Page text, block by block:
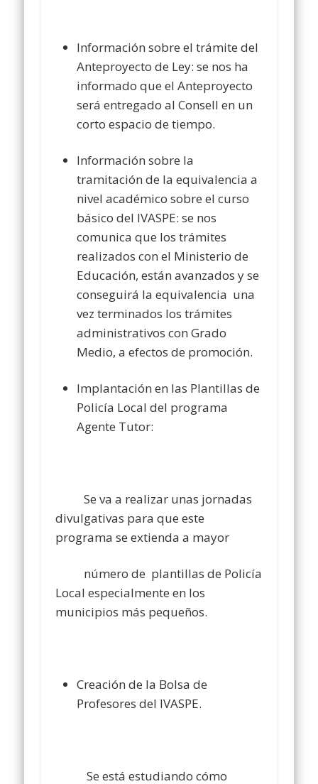
Información sobre el trámite del
Anteproyecto de Ley:se nos ha
informado que el Anteproyecto
será entregado al Consell en un
corto espacio de tiempo.
Información sobre la
tramitación de la equivalencia a
nivel académico sobre el curso
básico del IVASPE:se nos
comunica que los trámites
realizados con el Ministerio de
Educación, están avanzados y se
conseguirá la equivalencia una
vez terminados los trámites
administrativos con Grado
Medio, a efectos de promoción.
Implantación en las Plantillas de
Policía Local del programa
Agente Tutor:
Se va a realizar unas jornadas
divulgativas para que este
programa se extienda a mayor
número de plantillas de Policía
Local especialmente en los
municipios más pequeños.
Creación de la Bolsa de
Profesores del IVASPE.
Se está estudiando cómo